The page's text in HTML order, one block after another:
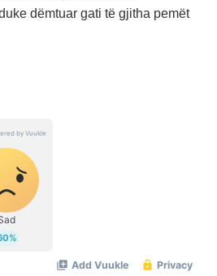
dëmtuar gati të gjitha pemët